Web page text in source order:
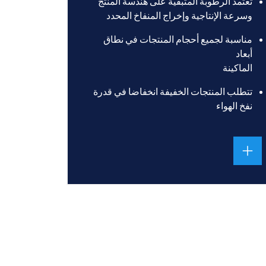
وسرعة الإنتاجية وإخراج المنفاخ المحدد
مناسبة لجميع أحجام المنتجات في نطاق
أبعاد
الماكينة
تتطلب المنتجات الخفيفة انخفاضا في قدرة
نفخ الهواء